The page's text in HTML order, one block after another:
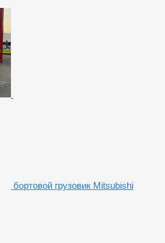
бортовой грузовик Mitsubishi